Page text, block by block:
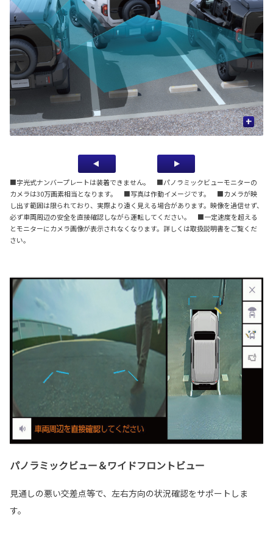
+
■字光式ナンバープレートは装着できません。 ■パノラミックビューモニターの
カメラは30万画素相当となります。 ■写真は作動イメージです。 ■カメラが映
し出す範囲は限られており、実際より遠く見える場合があります。映像を過信せず、
必ず車両周辺の安全を直接確認しながら運転してください。 ■一定速度を超える
とモニターにカメラ画像が表示されなくなります。詳しくは取扱説明書をご覧くだ
さい。
パノラミックビュー＆ワイドフロントビュー
見通しの悪い交差点等で、左右方向の状況確認をサポートしま
す。